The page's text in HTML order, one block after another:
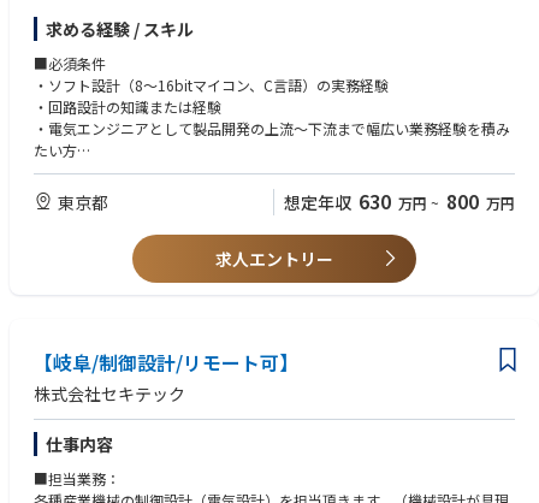
（具体的には）
・開発製品の電気設計仕様の検討・取りまとめ
・回路設計（基板設計は外注）、システム開発
・性能評価、信頼性試験
・共同開発先との設計方針・スケジュール決定、および設計妥当性チェッ
ク
・製品量産までのフォローアップ
・市場クレーム／故障原因の解析および改善立案
・回路：デジタルがメイン
・ソフト：8～16bitマイコン、C言語
※レーザー墨出し器：建築現場で水平・垂直の基準線をレーザーで投影す
る精密測定機器。
施工精度を左右するプロ向け工具であり、電気・機構・光学が組み合わさ
る複合製品です。
レーザー墨出し器の設計・検証業務を通して製品理解を深めていただき、
1年ほどかけて周囲と協業しながらもある程度の独り立ちを目指していた
求める経験 / スキル
■必須条件
・ソフト設計（8～16bitマイコン、C言語）の実務経験
・回路設計の知識または経験
・電気エンジニアとして製品開発の上流～下流まで幅広い業務経験を積み
たい方
■歓迎条件
・アナログ回路設計
・センサー回路設計
・モーター制御
東京都 想定年収 630 万円 ~ 800 万円
求人エントリー
【岐阜/制御設計/リモート可】
株式会社セキテック
仕事内容
■担当業務：